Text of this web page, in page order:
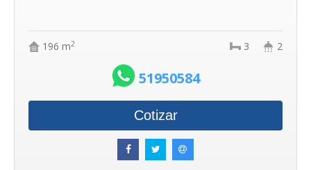
196 m2 2
3
51950584
Cotizar